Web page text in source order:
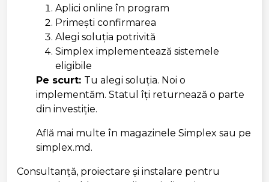
Aplici online în program
Primești confirmarea
Alegi soluția potrivită
Simplex implementează sistemele
eligibile
Pe scurt: Tu alegi soluția. Noi o
implementăm. Statul îți returnează o parte
din investiție.
Află mai multe în magazinele Simplex sau pe
simplex.md.
Consultanță, proiectare și instalare pentru